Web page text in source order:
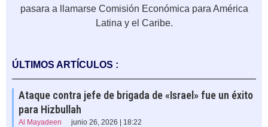
pasara a llamarse Comisión Económica para América
Latina y el Caribe.
ÚLTIMOS ARTÍCULOS :
Ataque contra jefe de brigada de «Israel» fue un éxito
para Hizbullah
Al Mayadeen junio 26, 2026 | 18:22